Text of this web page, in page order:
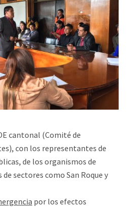
cantonal (Comité de
con los representantes de
de los organismos de
sectores como San Roque y
por los efectos